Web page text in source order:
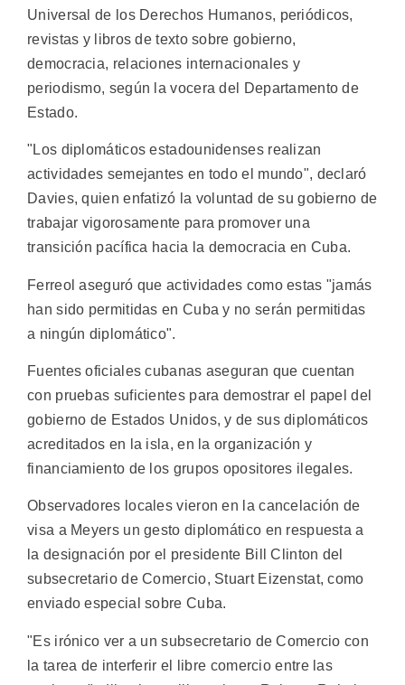
Universal de los Derechos Humanos, periódicos,
revistas y libros de texto sobre gobierno,
democracia, relaciones internacionales y
periodismo, según la vocera del Departamento de
Estado.
"Los diplomáticos estadounidenses realizan
actividades semejantes en todo el mundo", declaró
Davies, quien enfatizó la voluntad de su gobierno de
trabajar vigorosamente para promover una
transición pacífica hacia la democracia en Cuba.
Ferreol aseguró que actividades como estas "jamás
han sido permitidas en Cuba y no serán permitidas
a ningún diplomático".
Fuentes oficiales cubanas aseguran que cuentan
con pruebas suficientes para demostrar el papel del
gobierno de Estados Unidos, y de sus diplomáticos
acreditados en la isla, en la organización y
financiamiento de los grupos opositores ilegales.
Observadores locales vieron en la cancelación de
visa a Meyers un gesto diplomático en respuesta a
la designación por el presidente Bill Clinton del
subsecretario de Comercio, Stuart Eizenstat, como
enviado especial sobre Cuba.
"Es irónico ver a un subsecretario de Comercio con
la tarea de interferir el libre comercio entre las